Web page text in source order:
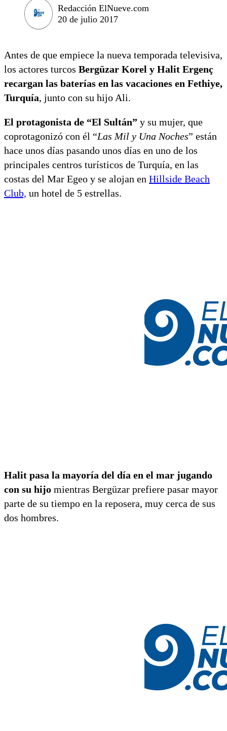
Redacción ElNueve.com
20 de julio 2017
Antes de que empiece la nueva temporada televisiva,
los actores turcos Bergüzar Korel y Halit Ergenç
recargan las baterías en las vacaciones en Fethiye,
Turquía, junto con su hijo Ali.
El protagonista de “El Sultán” y su mujer, que
coprotagonizó con él “Las Mil y Una Noches” están
hace unos días pasando unos días en uno de los
principales centros turísticos de Turquía, en las
costas del Mar Egeo y se alojan en Hillside Beach
Club, un hotel de 5 estrellas.
Halit pasa la mayoría del día en el mar jugando
con su hijo mientras Bergüzar prefiere pasar mayor
parte de su tiempo en la reposera, muy cerca de sus
dos hombres.